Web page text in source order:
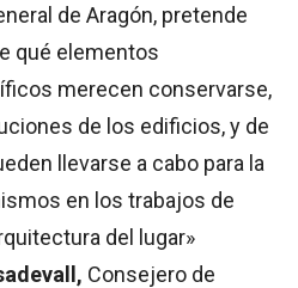
de Aragón, pretende
qué elementos
merecen conservarse,
de los edificios, y de
llevarse a cabo para la
en los trabajos de
del lugar»
Consejero de